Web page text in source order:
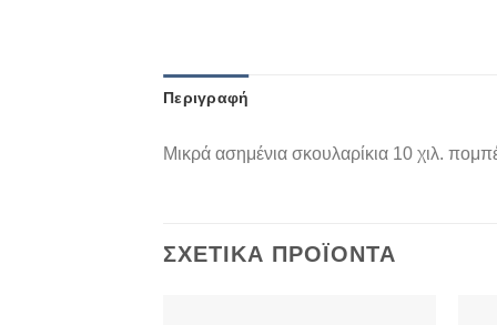
Περιγραφή
Μικρά ασημένια σκουλαρίκια 10 χιλ.
ΣΧΕΤΙΚΆ ΠΡΟΪΌΝΤΑ